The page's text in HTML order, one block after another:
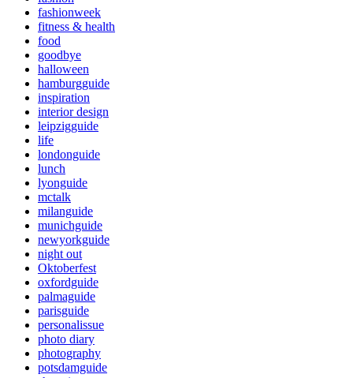
fashionweek
fitness & health
food
goodbye
halloween
hamburgguide
inspiration
interior design
leipzigguide
life
londonguide
lunch
lyonguide
mctalk
milanguide
munichguide
newyorkguide
night out
Oktoberfest
oxfordguide
palmaguide
parisguide
personalissue
photo diary
photography
potsdamguide